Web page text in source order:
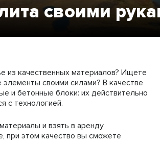
своими
из качественных материалов? Ищете
своими силами? В качестве
и бетонные блоки: их действительно
с технологией.
и взять в аренду
при этом качество вы сможете